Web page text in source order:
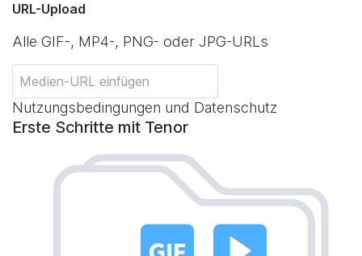
URL-Upload
Alle GIF-, MP4-, PNG- oder JPG-URLs
Nutzungsbedingungen und Datenschutz
Erste Schritte mit Tenor